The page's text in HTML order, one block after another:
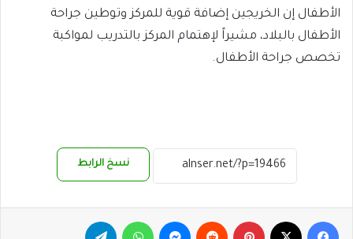
الأطفال إن الخريجين إضافة قوية للمركز وتوطين جراحة
الأطفال بالبلاد، مشيراً لإهتمام المركز بالتدريب لمواكبة
تخصص جراحة الأطفال.
نسخ الرابط
فيسبوك بينتيريست ماسنجر واتساب